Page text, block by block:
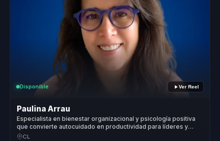
Disponible Ver Reel
Paulina Arrau
Especialista en bienestar organizacional y psicología positiva
que convierte autocuidado en productividad para líderes y
equipos.
CL